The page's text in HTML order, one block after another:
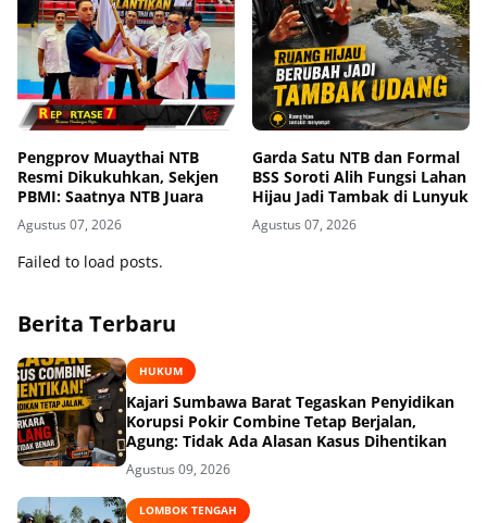
Pengprov Muaythai NTB
Resmi Dikukuhkan, Sekjen
PBMI: Saatnya NTB Juara
Agustus 07, 2026
Garda Satu NTB dan Formal
BSS Soroti Alih Fungsi Lahan
Hijau Jadi Tambak di Lunyuk
Agustus 07, 2026
Failed to load posts.
Berita Terbaru
HUKUM
Kajari Sumbawa Barat Tegaskan Penyidikan
Korupsi Pokir Combine Tetap Berjalan,
Agung: Tidak Ada Alasan Kasus Dihentikan
Agustus 09, 2026
LOMBOK TENGAH